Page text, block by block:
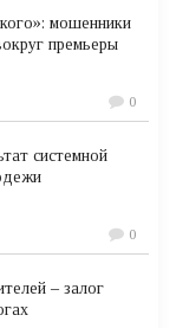
мошенники
премьеры
0
системной
0
– залог